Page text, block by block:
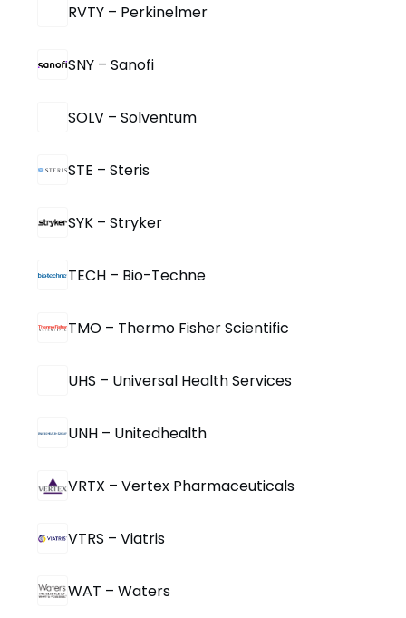
RVTY – Perkinelmer
SNY – Sanofi
SOLV – Solventum
STE – Steris
SYK – Stryker
TECH – Bio-Techne
TMO – Thermo Fisher Scientific
UHS – Universal Health Services
UNH – Unitedhealth
VRTX – Vertex Pharmaceuticals
VTRS – Viatris
WAT – Waters